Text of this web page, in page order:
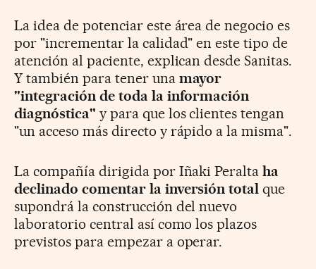
La idea de potenciar este área de negocio es
por "incrementar la calidad" en este tipo de
atención al paciente, explican desde Sanitas.
Y también para tener una mayor
"integración de toda la información
diagnóstica" y para que los clientes tengan
"un acceso más directo y rápido a la misma".
La compañía dirigida por Iñaki Peralta ha
declinado comentar la inversión total que
supondrá la construcción del nuevo
laboratorio central así como los plazos
previstos para empezar a operar.